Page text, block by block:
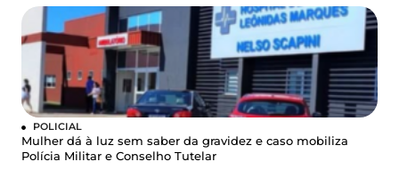
POLICIAL
Mulher dá à luz sem saber da gravidez e caso mobiliza
Polícia Militar e Conselho Tutelar